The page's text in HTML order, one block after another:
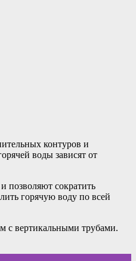
контуров и
воды зависят от
позволяют сократить
горячую воду по всей
с вертикальными трубами.